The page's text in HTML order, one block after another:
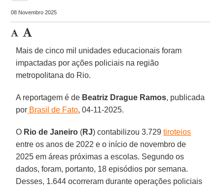
08 Novembro 2025
Mais de cinco mil unidades educacionais foram
impactadas por ações policiais na região
metropolitana do Rio.
A reportagem é de Beatriz Drague Ramos, publicada
por Brasil de Fato, 04-11-2025.
O Rio de Janeiro (RJ) contabilizou 3.729tiroteios
entre os anos de 2022 e o início de novembro de
2025 em áreas próximas a escolas. Segundo os
dados, foram, portanto, 18 episódios por semana.
Desses, 1.644 ocorreram durante operações policiais